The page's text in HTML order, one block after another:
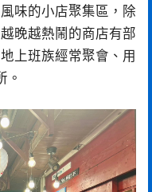
味的小店聚集區，除
晚越熱鬧的商店有部
上班族經常聚會、用
。